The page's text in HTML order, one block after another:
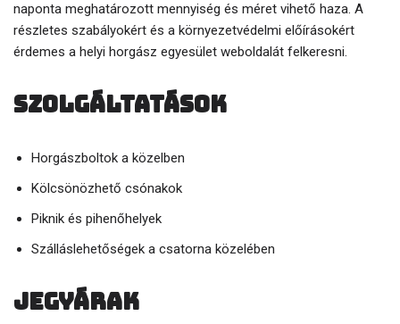
naponta meghatározott mennyiség és méret vihető haza. A
részletes szabályokért és a környezetvédelmi előírásokért
érdemes a helyi horgász egyesület weboldalát felkeresni.
Szolgáltatások
Horgászboltok a közelben
Kölcsönözhető csónakok
Piknik és pihenőhelyek
Szálláslehetőségek a csatorna közelében
Jegyárak